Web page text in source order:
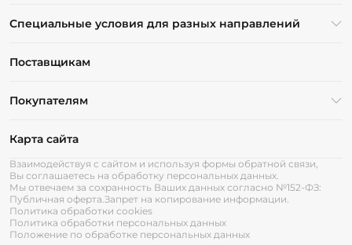
Специальные условия для разных направлений
Поставщикам
Покупателям
Карта сайта
Взаимодействуя с сайтом и используя формы обратной связи,
Вы соглашаетесь на обработку персональных данных.
Мы отвечаем за сохранность Ваших данных согласно №152-ФЗ:
Публичная оферта. Запрет на копирование информации.
Политика обработки cookies
Политика обработки персональных данных
Положение по обработке персональных данных